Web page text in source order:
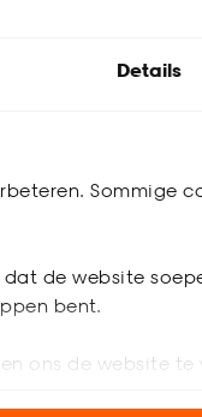
Details
Sommige
de website
bent.
ons de website te
je nu een 4-
Kies het ideale
bezorgen of gratis